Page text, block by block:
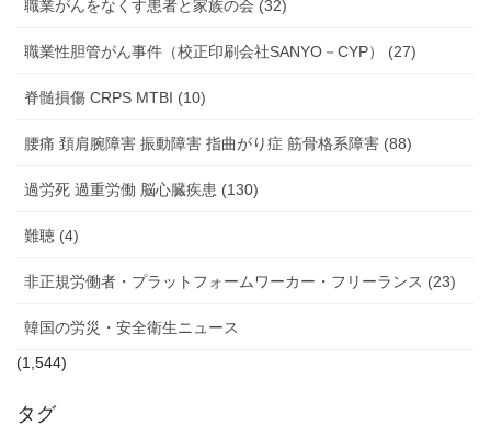
職業がんをなくす患者と家族の会 (32)
職業性胆管がん事件（校正印刷会社SANYO－CYP） (27)
脊髄損傷 CRPS MTBI (10)
腰痛 頚肩腕障害 振動障害 指曲がり症 筋骨格系障害 (88)
過労死 過重労働 脳心臓疾患 (130)
難聴 (4)
非正規労働者・プラットフォームワーカー・フリーランス (23)
韓国の労災・安全衛生ニュース
(1,544)
タグ